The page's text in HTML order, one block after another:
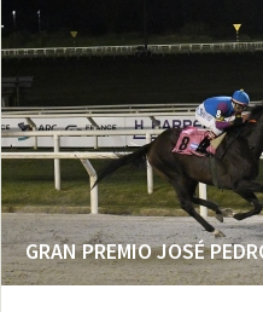
GRAN PREMIO JOSÉ